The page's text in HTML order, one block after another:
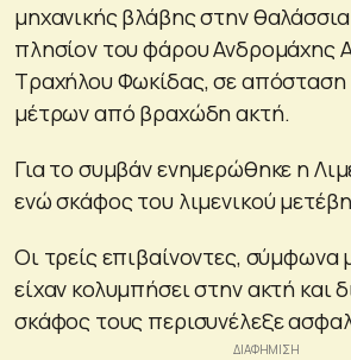
μηχανικής βλάβης στην
πλησίον του φάρου Ανδρομάχης
Τραχήλου Φωκίδας, σε απόσταση
μέτρων από βραχώδη ακτή.
Για το συμβάν ενημερώθηκε η
ενώ σκάφος του λιμενικού
Οι τρείς επιβαίνοντες,
είχαν κολυμπήσει στην ακτή και
σκάφος τους περισυνέλεξε